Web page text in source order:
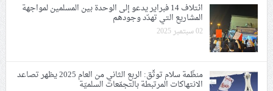
ائتلاف 14 فبراير يدعو إلى الوحدة بين المسلمين لمواجهة
المشاريع التي تهدّد وجودهم
02 سبتمبر 2025
منظّمة سلام توثّق: اﻟﺮﺑﻊ اﻟﺜﺎﻧﻲ ﻣﻦ العام 2025 يظهر تصاعد
الانتهاكات المرتبطة بالتجمّعات السلميّة